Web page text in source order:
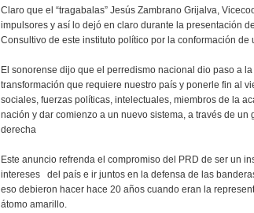
Claro que el “tragabalas” Jesús Zambrano Grijalva,
impulsores y así lo dejó en claro durante la presentación
Consultivo de este instituto político por la conformación de
El sonorense dijo que el perredismo nacional dio paso a
transformación que requiere nuestro país y ponerle fin al
sociales, fuerzas políticas, intelectuales, miembros de la
nación y dar comienzo a un nuevo sistema, a través de
derecha
Este anuncio refrenda el compromiso del PRD de ser un
intereses del país e ir juntos en la defensa de las
eso debieron hacer hace 20 años cuando eran la
átomo amarillo.